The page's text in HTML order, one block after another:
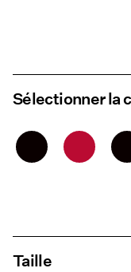
Sélectionner la
Taille